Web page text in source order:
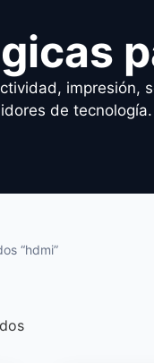
impresión,
de tecnología.
“hdmi”